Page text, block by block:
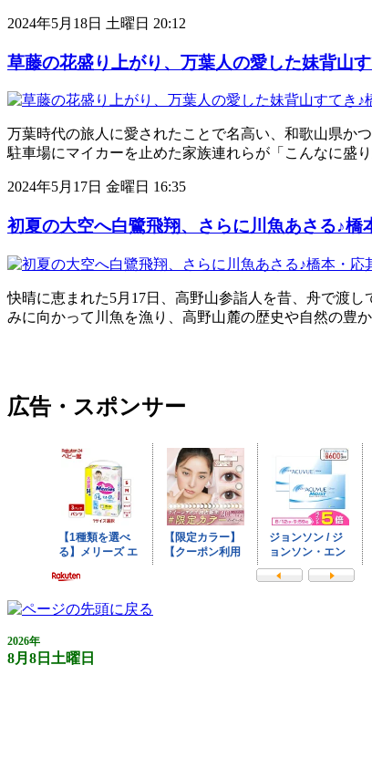
2024年5月18日 土曜日 20:12
草藤の花盛り上がり、万葉人の愛した妹背山
万葉時代の旅人に愛されたことで名高い、和歌山県か
駐車場にマイカーを止めた家族連れらが「こんなに盛
2024年5月17日 金曜日 16:35
初夏の大空へ白鷺飛翔、さらに川魚あさる♪
快晴に恵まれた5月17日、高野山参詣人を昔、舟で渡
みに向かって川魚を漁り、高野山麓の歴史や自然の豊
広告・スポンサー
2026年
8月8日土曜日